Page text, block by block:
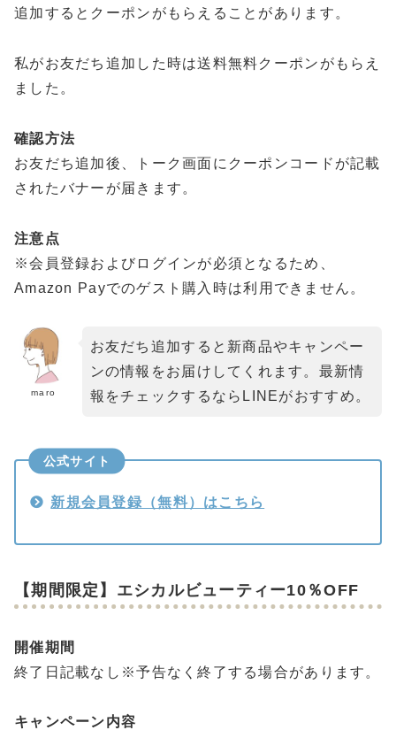
追加するとクーポンがもらえることがあります。
私がお友だち追加した時は送料無料クーポンがもらえ
ました。
確認方法
お友だち追加後、トーク画面にクーポンコードが記載
されたバナーが届きます。
注意点
※会員登録およびログインが必須となるため、
Amazon Payでのゲスト購入時は利用できません。
maro
お友だち追加すると新商品やキャンペー
ンの情報をお届けしてくれます。最新情
報をチェックするならLINEがおすすめ。
公式サイト
新規会員登録（無料）はこちら
【期間限定】エシカルビューティー10％OFF
開催期間
終了日記載なし※予告なく終了する場合があります。
キャンペーン内容